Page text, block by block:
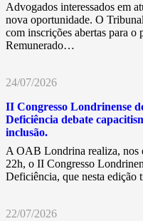
Advogados interessados em
nova oportunidade. O
com inscrições abertas para
Remunerado…
24/07/2026
II Congresso Londrinense
Deficiência debate
inclusão.
A OAB Londrina realiza, nos
22h, o II Congresso
Deficiência, que nesta
22/07/2026